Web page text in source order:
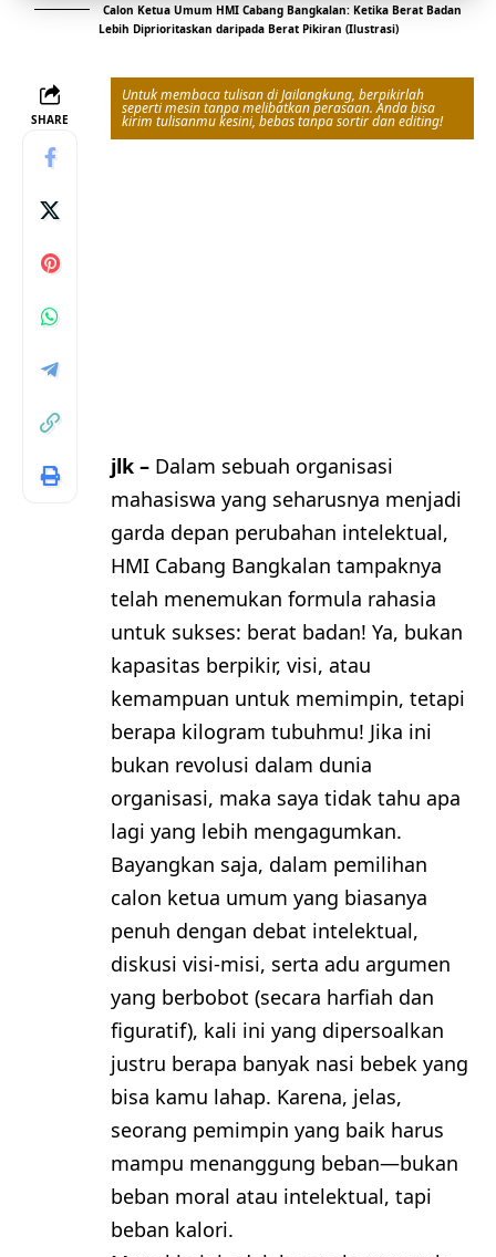
Calon Ketua Umum HMI Cabang Bangkalan: Ketika Berat Badan
Lebih Diprioritaskan daripada Berat Pikiran (Ilustrasi)
SHARE
Untuk membaca tulisan di Jailangkung, berpikirlah
seperti mesin tanpa melibatkan perasaan. Anda bisa
kirim tulisanmu kesini, bebas tanpa sortir dan editing!
jlk – Dalam sebuah organisasi
mahasiswa yang seharusnya menjadi
garda depan perubahan intelektual,
HMI Cabang Bangkalan tampaknya
telah menemukan formula rahasia
untuk sukses: berat badan! Ya, bukan
kapasitas berpikir, visi, atau
kemampuan untuk memimpin, tetapi
berapa kilogram tubuhmu! Jika ini
bukan revolusi dalam dunia
organisasi, maka saya tidak tahu apa
lagi yang lebih mengagumkan.
Bayangkan saja, dalam pemilihan
calon ketua umum yang biasanya
penuh dengan debat intelektual,
diskusi visi-misi, serta adu argumen
yang berbobot (secara harfiah dan
figuratif), kali ini yang dipersoalkan
justru berapa banyak nasi bebek yang
bisa kamu lahap. Karena, jelas,
seorang pemimpin yang baik harus
mampu menanggung beban—bukan
beban moral atau intelektual, tapi
beban kalori.